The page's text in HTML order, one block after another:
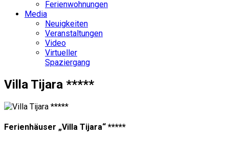
Ferienwohnungen
Media
Neuigkeiten
Veranstaltungen
Video
Virtueller
Spaziergang
Villa Tijara *****
Ferienhäuser „Villa Tijara“ *****